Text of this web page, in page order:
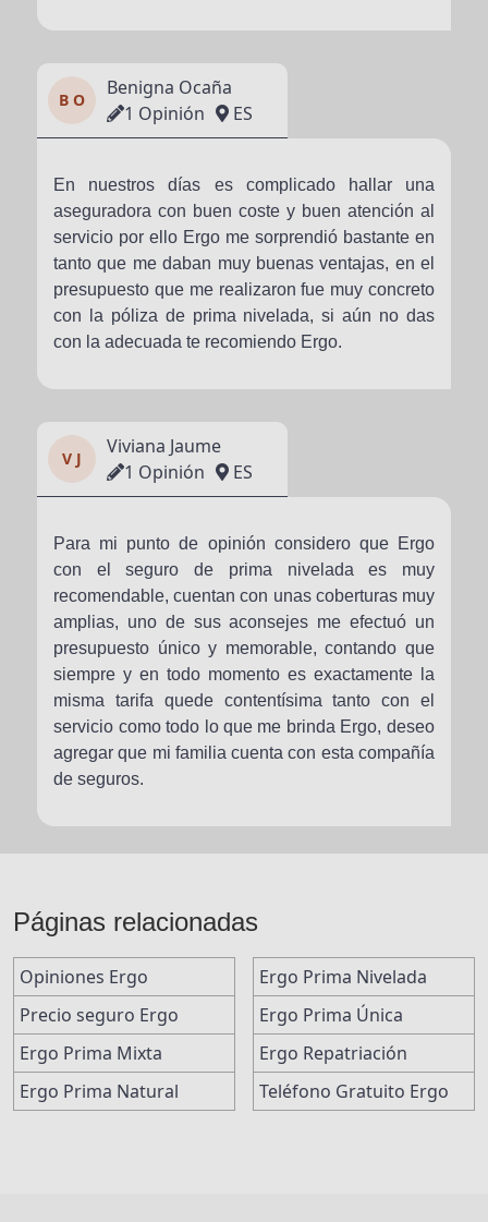
B O
Benigna Ocaña
1 Opinión
ES
En nuestros días es complicado hallar una
aseguradora con buen coste y buen atención al
servicio por ello Ergo me sorprendió bastante en
tanto que me daban muy buenas ventajas, en el
presupuesto que me realizaron fue muy concreto
con la póliza de prima nivelada, si aún no das
con la adecuada te recomiendo Ergo.
V J
Viviana Jaume
1 Opinión
ES
Para mi punto de opinión considero que Ergo
con el seguro de prima nivelada es muy
recomendable, cuentan con unas coberturas muy
amplias, uno de sus aconsejes me efectuó un
presupuesto único y memorable, contando que
siempre y en todo momento es exactamente la
misma tarifa quede contentísima tanto con el
servicio como todo lo que me brinda Ergo, deseo
agregar que mi familia cuenta con esta compañía
de seguros.
Páginas relacionadas
Opiniones Ergo
Precio seguro Ergo
Ergo Prima Mixta
Ergo Prima Natural
Ergo Prima Nivelada
Ergo Prima Única
Ergo Repatriación
Teléfono Gratuito Ergo